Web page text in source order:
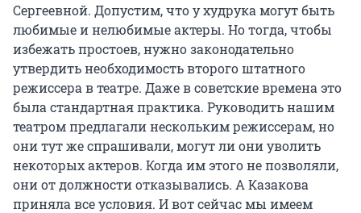
Сергеевной. Допустим, что у худрука могут быть
любимые и нелюбимые актеры. Но тогда, чтобы
избежать простоев, нужно законодательно
утвердить необходимость второго штатного
режиссера в театре. Даже в советские времена это
была стандартная практика. Руководить нашим
театром предлагали нескольким режиссерам, но
они тут же спрашивали, могут ли они уволить
некоторых актеров. Когда им этого не позволяли,
они от должности отказывались. А Казакова
приняла все условия. И вот сейчас мы имеем